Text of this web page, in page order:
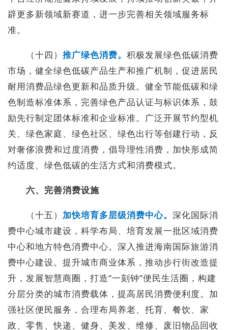
辟更多新领域新赛道，进一步完善相关领域服务标
准。
（十四） 推广绿色消费。 积极发展绿色低碳消费
市场，健全绿色低碳产品生产和推广机制，促进居民
耐用消费品绿色更新和品质升级。健全节能低碳和绿
色制造标准体系，完善绿色产品认证与标识体系，鼓
励先行制定团体标准和企业标准。广泛开展节约型机
关、绿色家庭、绿色社区、绿色出行等创建行动，反
对奢侈浪费和过度消费，倡导理性消费，加快形成简
约适度、绿色低碳的生活方式和消费模式。
六、完善消费设施
（十五） 加快培育多层级消费中心。 深化国际消
费中心城市建设，科学布局、培育发展一批区域消费
中心和地方特色消费中心。深入推进海南国际旅游消
费中心建设。提升城市商业体系，推动步行街改造提
升，发展智慧商圈，打造“一刻钟”便民生活圈，构建
分层分类的城市消费载体，提高居民消费便利度。加
强社区便民服务，合理布局养老、托育、餐饮、家
政、零售、快递、健身、美发、维修、废旧物品回收